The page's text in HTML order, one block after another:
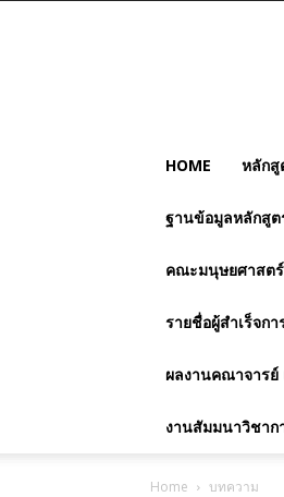
HOME หลัก
ฐานข้อมูลหลักสู
คณะมนุษยศาสตร์
รายชื่อผู้สำเร็จก
ผลงานคณาจารย์
งานสัมมนาวิชาก
Home บทความ